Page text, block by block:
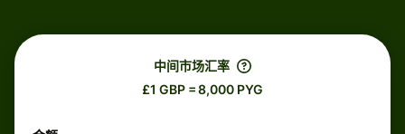
中间市场汇率
£1 GBP = 8,000 PYG